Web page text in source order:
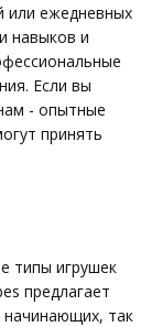
или ежедневных
навыков и
Если вы
- опытные
принять
типы игрушек
предлагает
так